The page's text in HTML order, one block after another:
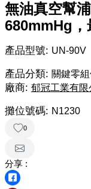
無油真空幫
680mmHg
產品型號: UN-90V
產品分類: 關鍵零
廠商: 郁冠工業有限
攤位號碼: N1230
0
分享 :